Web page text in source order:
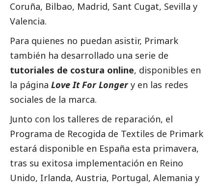
Coruña, Bilbao, Madrid, Sant Cugat, Sevilla y
Valencia.
Para quienes no puedan asistir, Primark
también ha desarrollado una serie de
tutoriales de costura online, disponibles en
la página Love It For Longery en las redes
sociales de la marca.
Junto con los talleres de reparación, el
Programa de Recogida de Textiles de Primark
estará disponible en España esta primavera,
tras su exitosa implementación en Reino
Unido, Irlanda, Austria, Portugal, Alemania y